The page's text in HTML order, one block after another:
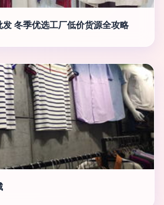
冬季优选工厂低价货源全攻略